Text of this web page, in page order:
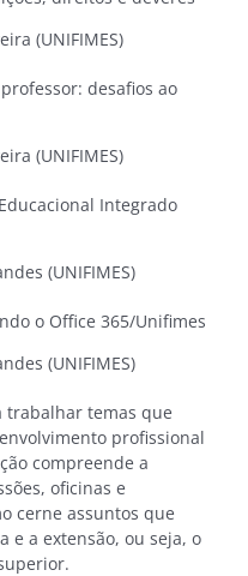
(UNIFIMES)
desafios ao
(UNIFIMES)
Integrado
(UNIFIMES)
o Office 365/Unifimes
(UNIFIMES)
trabalhar temas que
profissional
compreende a
oficinas e
cerne assuntos que
e a extensão, ou seja, o